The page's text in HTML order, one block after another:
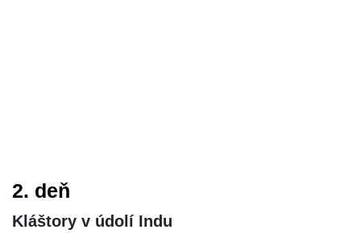
2. deň
Kláštory v údolí Indu